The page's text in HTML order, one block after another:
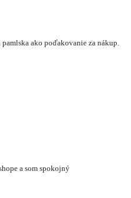
ako poďakovanie za nákup.
a som spokojný